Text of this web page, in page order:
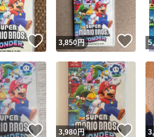
いいね！
3,850円 い
いいね！
3,980円 い